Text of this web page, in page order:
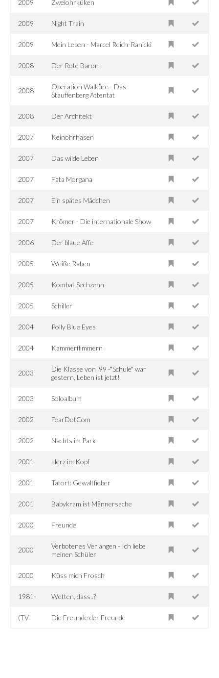
2009 Zweiohrküken
2009 Night Train
2009 Mein Leben - Marcel Reich-Ranicki
2008 Der Rote Baron
2008
Operation Walküre - Das
Stauffenberg Attentat
2008 Der Architekt
2007 Keinohrhasen
2007 Das wilde Leben
2007 Fata Morgana
2007 Ein spätes Mädchen
2007 Krömer - Die internationale Show
2006 Der blaue Affe
2005 Weiße Raben
2005 Kombat Sechzehn
2005 Schiller
2004 Polly Blue Eyes
2004 Kammerflimmern
2003
Die Klasse von '99 -"Schule" war
gestern, Leben ist jetzt!
2003 Soloalbum
2002 FearDotCom
2002 Nachts im Park
2001 Herz im Kopf
2001 Tatort: Gewaltfieber
2001 Babykram ist Männersache
2000 Freunde
2000
Verbotenes Verlangen - Ich liebe
meinen Schüler
2000 Küss mich Frosch
1981- Wetten, dass..?
(TV Die Freunde der Freunde